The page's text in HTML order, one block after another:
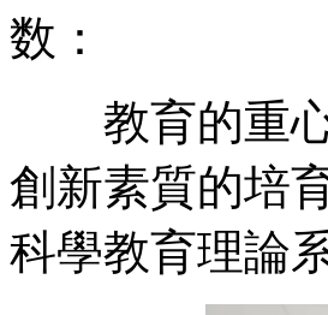
数：
教育的重心
創新素質的培
科學教育理論